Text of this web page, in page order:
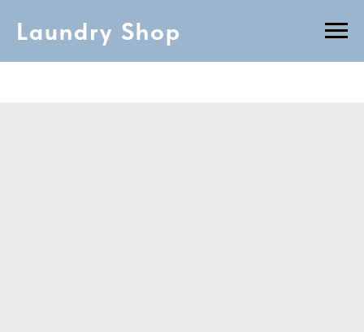
Laundry Shop